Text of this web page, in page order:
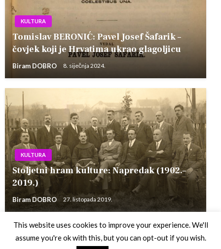
KULTURA
Tomislav BERONIĆ: Pavel Josef Šafarik –
čovjek koji je Hrvatima ukrao glagoljicu
Biram DOBRO 8. siječnja 2024.
KULTURA
Stoljetni hram kulture: Napredak (1902.–
2019.)
Biram DOBRO 27. listopada 2019.
This website uses cookies to improve your experience. We'll
assume you're ok with this, but you can opt-out if you wish.